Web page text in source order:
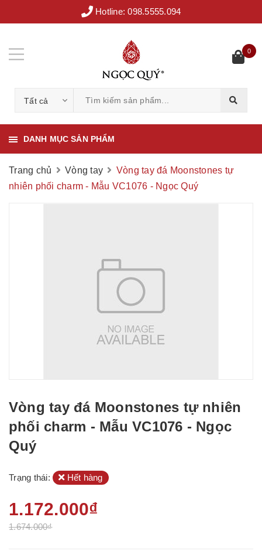
Hotline:098.5555.094
Tất cả
0
DANH MỤC SẢN PHẨM
Trang chủ Vòng tay
Vòng tay đá Moonstones tự
nhiên phối charm - Mẫu VC1076 - Ngọc Quý
Vòng tay đá Moonstones tự nhiên
phối charm - Mẫu VC1076 - Ngọc
Quý
Trạng thái: Hết hàng
1.172.000₫
1.674.000₫